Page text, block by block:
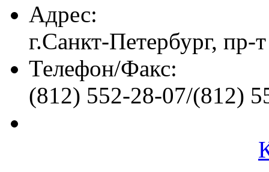
Адрес:
г.Санкт-Петербург, пр-
Телефон/Факс:
(812) 552-28-07/(812)